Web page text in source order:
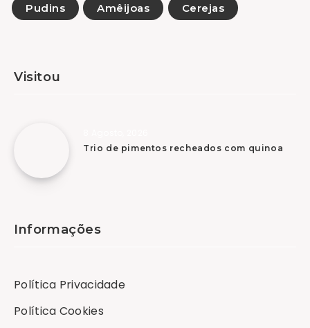
Pudins Amêijoas Cerejas
Visitou
Trio de pimentos recheados com quinoa
Informações
Política Privacidade
Política Cookies